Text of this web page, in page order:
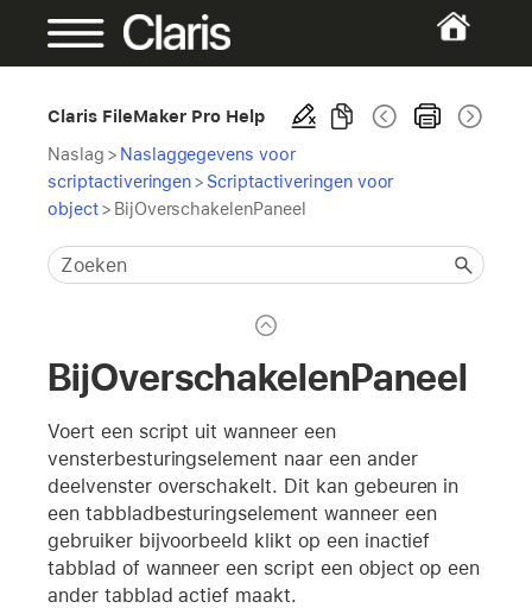
Claris FileMaker Pro Help
Naslag > Naslaggegevens voor
scriptactiveringen> Scriptactiveringen voor
object> BijOverschakelenPaneel
BijOverschakelenPaneel
Voert een script uit wanneer een
vensterbesturingselement naar een ander
deelvenster overschakelt. Dit kan gebeuren in
een tabbladbesturingselement wanneer een
gebruiker bijvoorbeeld klikt op een inactief
tabblad of wanneer een script een object op een
ander tabblad actief maakt.